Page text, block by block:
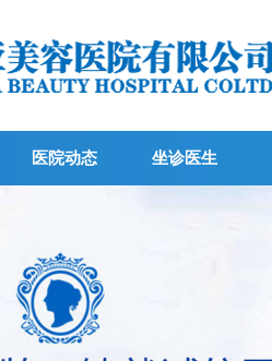
医院动态 坐诊医生